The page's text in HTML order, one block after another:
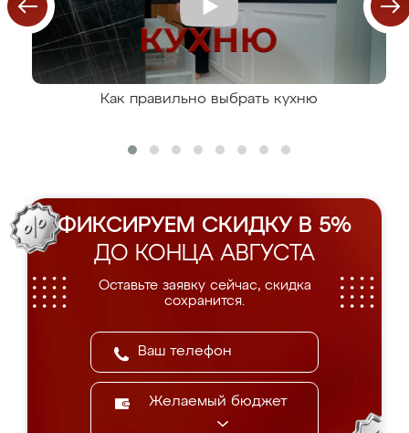
Как правильно выбрать кухню
ФИКСИРУЕМ СКИДКУ В 5%
ДО КОНЦА АВГУСТА
Оставьте заявку сейчас, скидка
сохранится.
Желаемый бюджет